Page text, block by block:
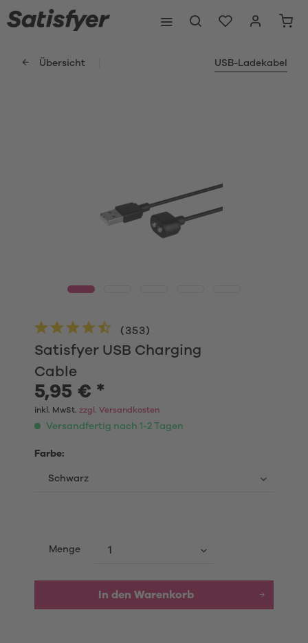
Übersicht USB-Ladekabel
Satisfyer USB Charging
Cable
(353)
5,95 € *
inkl. MwSt. zzgl. Versandkosten
Versandfertig nach 1-2 Tagen
Farbe:
Menge
In den Warenkorb